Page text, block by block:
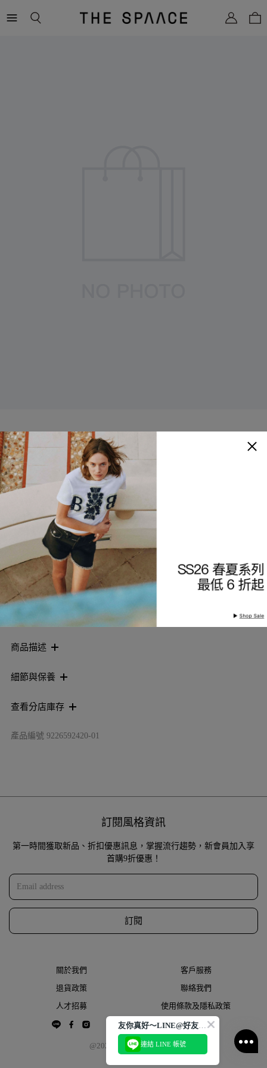
SPAACE
YPARIS
鋯石鑲嵌耳扣
NTD
加入購物袋
加入願望清單
商品描述
細節與保養
查看分店庫存
產品編號 9226592420-01
訂閱風格資訊
第一時間獲取新品、折扣優惠訊息，掌握流行趨勢，新會員加入享
首購9折優惠！
訂閱
關於我們
客戶服務
退貨政策
聯絡我們
人才招募
使用條款及隱私政策
@2022 THESPAACE.COM
友你真好～LINE@好友大募集
連結 LINE 帳號